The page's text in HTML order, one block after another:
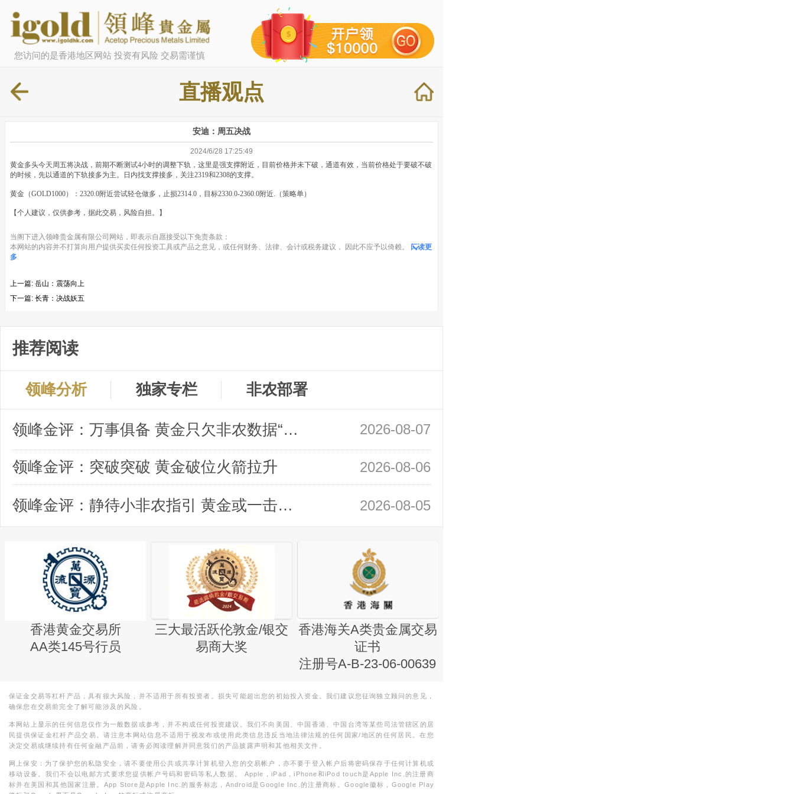
您访问的是香港地区网站 投资有风险 交易需谨慎
直播观点
安迪：周五决战
2024/6/28 17:25:49
黄金多头今天周五将决战，前期不断测试4小时的调整下轨，这里是强支撑附近，目前价格并未下破，通道有效，当前价格处于要破不破
的时候，先以通道的下轨接多为主。日内找支撑接多，关注2319和2308的支撑。
黄金（GOLD1000）：2320.0附近尝试轻仓做多，止损2314.0，目标2330.0-2360.0附近.（策略单）
【个人建议，仅供参考，据此交易，风险自担。】
当阁下进入领峰贵金属有限公司网站，即表示自愿接受以下免责条款：
本网站的内容并不打算向用户提供买卖任何投资工具或产品之意见，或任何财务、法律、会计或税务建议， 因此不应予以倚赖。
阅读更
多
上一篇: 岳山：震荡向上
下一篇: 长青：决战妖五
推荐阅读
领峰分析 独家专栏 非农部署
领峰金评：万事俱备 黄金只欠非农数据“东风” 2026-08-07
领峰金评：突破突破 黄金破位火箭拉升 2026-08-06
领峰金评：静待小非农指引 黄金或一击破局 2026-08-05
香港黄金交易所
AA类145号行员
三大最活跃伦敦金/银交
易商大奖
香港海关A类贵金属交易
证书
注册号A-B-23-06-00639
保证金交易等杠杆产品，具有很大风险，并不适用于所有投资者。损失可能超出您的初始投入资金。我们建议您征询独立顾问的意见，
确保您在交易前完全了解可能涉及的风险。
本网站上显示的任何信息仅作为一般数据或参考，并不构成任何投资建议。我们不向美国、中国香港、中国台湾等某些司法管辖区的居
民提供保证金杠杆产品交易。请注意本网站信息不适用于视发布或使用此类信息违反当地法律法规的任何国家/地区的任何居民。在您
决定交易或继续持有任何金融产品前，请务必阅读理解并同意我们的产品披露声明和其他相关文件。
网上保安：为了保护您的私隐安全，请不要使用公共或共享计算机登入您的交易帐户，亦不要于登入帐户后将密码保存于任何计算机或
移动设备。我们不会以电邮方式要求您提供帐户号码和密码等私人数据。 Apple，iPad，iPhone和iPod touch是Apple Inc.的注册商
标并在美国和其他国家注册。App Store是Apple Inc.的服务标志，Android是Google Inc.的注册商标。Google徽标，Google Play